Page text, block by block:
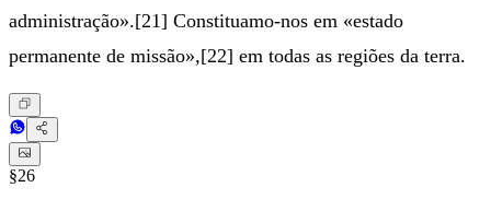
administração».[21] Constituamo-nos em «estado
permanente de missão»,[22] em todas as regiões da terra.
§26